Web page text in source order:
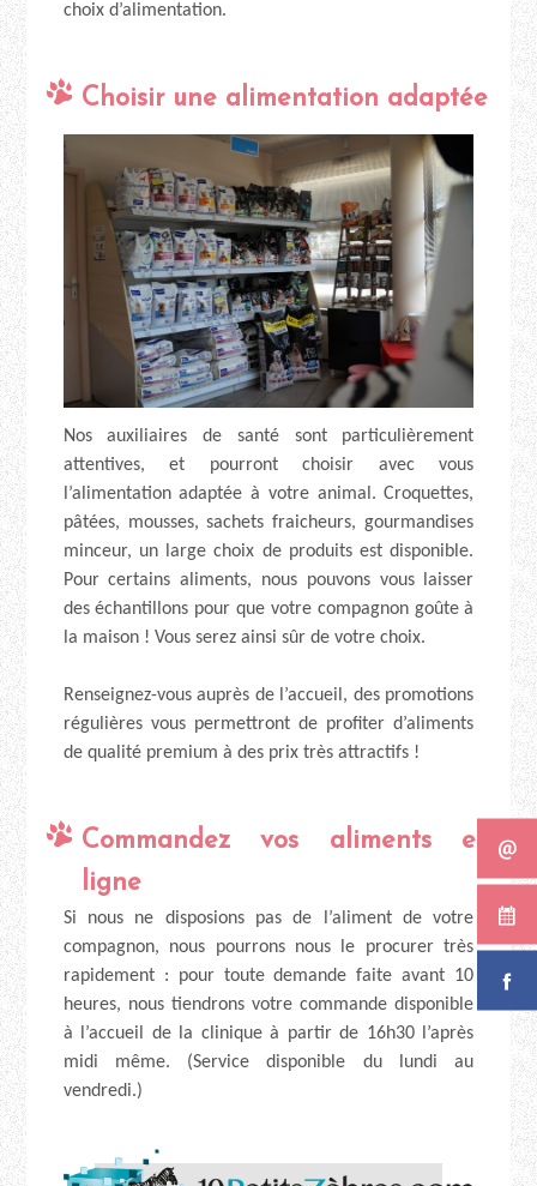
choix d’alimentation.
Choisir une alimentation adaptée
Nos auxiliaires de santé sont particulièrement
attentives, et pourront choisir avec vous
l’alimentation adaptée à votre animal. Croquettes,
pâtées, mousses, sachets fraicheurs, gourmandises
minceur, un large choix de produits est disponible.
Pour certains aliments, nous pouvons vous laisser
des échantillons pour que votre compagnon goûte à
la maison ! Vous serez ainsi sûr de votre choix.
Renseignez-vous auprès de l’accueil, des promotions
régulières vous permettront de profiter d’aliments
de qualité premium à des prix très attractifs !
Commandez vos aliments en
ligne
Si nous ne disposions pas de l’aliment de votre
compagnon, nous pourrons nous le procurer très
rapidement : pour toute demande faite avant 10
heures, nous tiendrons votre commande disponible
à l’accueil de la clinique à partir de 16h30 l’après
midi même. (Service disponible du lundi au
vendredi.)